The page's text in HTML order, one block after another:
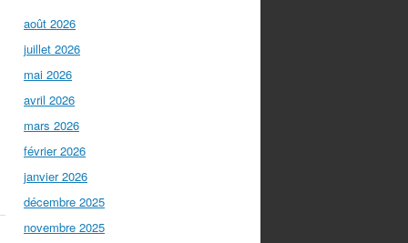
août 2026
juillet 2026
mai 2026
avril 2026
mars 2026
février 2026
janvier 2026
décembre 2025
novembre 2025